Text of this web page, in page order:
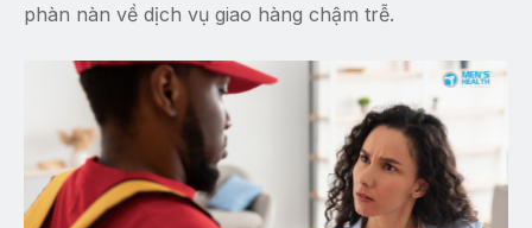
phàn nàn về dịch vụ giao hàng chậm trễ.